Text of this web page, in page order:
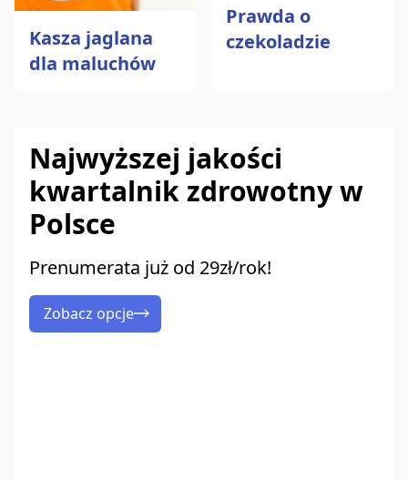
Kasza jaglana
dla maluchów
Prawda o
czekoladzie
Najwyższej jakości
kwartalnik zdrowotny w
Polsce
Prenumerata już od 29zł/rok!
Zobacz opcje